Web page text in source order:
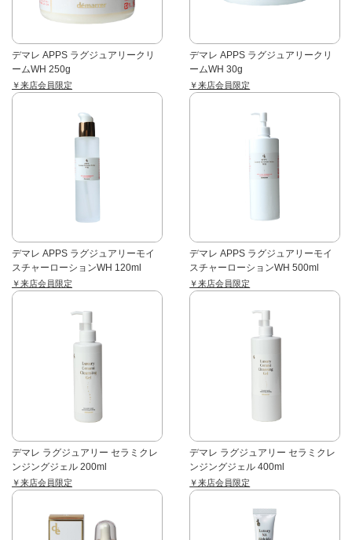
デマレ APPS ラグジュアリークリ
ームWH 250g
￥来店会員限定
デマレ APPS ラグジュアリークリ
ームWH 30g
￥来店会員限定
デマレ APPS ラグジュアリーモイ
スチャーローションWH 120ml
￥来店会員限定
デマレ APPS ラグジュアリーモイ
スチャーローションWH 500ml
￥来店会員限定
デマレ ラグジュアリー セラミクレ
ンジングジェル 200ml
￥来店会員限定
デマレ ラグジュアリー セラミクレ
ンジングジェル 400ml
￥来店会員限定